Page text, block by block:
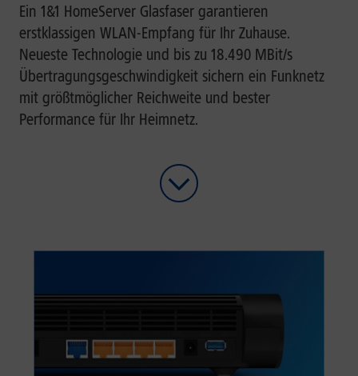
Ein 1&1 HomeServer Glasfaser garantieren
erstklassigen WLAN-Empfang für Ihr Zuhause.
Neueste Technologie und bis zu 18.490 MBit/s
Übertragungs­geschwindigkeit sichern ein Funknetz
mit größtmöglicher Reichweite und bester
Performance für Ihr Heimnetz.